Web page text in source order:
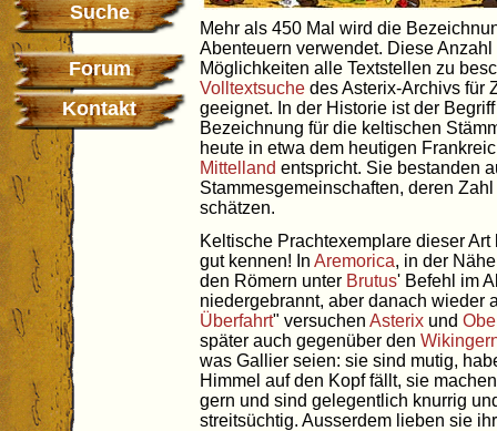
Suche
Forum
Kontakt
Mehr als 450 Mal wird die
Abenteuern verwendet. Diese
Möglichkeiten alle Textstellen zu
Volltextsuche des Asterix-Archivs für
geeignet. In der Historie ist der
Bezeichnung für die keltischen
heute in etwa dem heutigen
Mittelland entspricht. Sie bestanden
Stammesgemeinschaften, deren
schätzen.
Keltische Prachtexemplare dieser
gut kennen! In Aremorica, in der
den Römern unter Brutus' Befehl im
niedergebrannt, aber danach wieder
Überfahrt" versuchen Asterix und
später auch gegenüber den
was Gallier seien: sie sind mutig,
Himmel auf den Kopf fällt, sie
gern und sind gelegentlich knurrig
streitsüchtig. Ausserdem lieben sie